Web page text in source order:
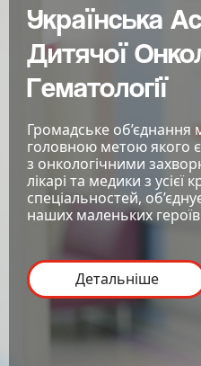
Українська
Дитячої
Гематології
Громадське об’єднання
головною метою якого є
з онкологічними
лікарі та медики з усієї
спеціальностей,
наших маленьких
Детальніше